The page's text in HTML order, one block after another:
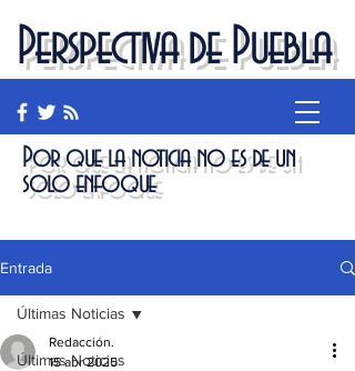
Perspectiva de Puebla
Por que la noticia no es de un
solo enfoque
Entrada
Últimas Noticias
Últimas Noticias
Redacción.
15 abr 2025